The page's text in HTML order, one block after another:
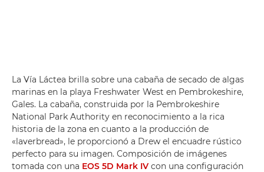
La Vía Láctea brilla sobre una cabaña de secado de algas
marinas en la playa Freshwater West en Pembrokeshire,
Gales. La cabaña, construida por la Pembrokeshire
National Park Authority en reconocimiento a la rica
historia de la zona en cuanto a la producción de
«laverbread», le proporcionó a Drew el encuadre rústico
perfecto para su imagen. Composición de imágenes
tomada con una EOS 5D Mark IV con una configuración